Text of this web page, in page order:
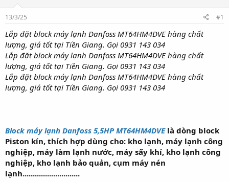
s
t
a
r
t
e
r
13/3/25 #1
Lắp đặt block máy lạnh Danfoss MT64HM4DVE hàng chất
lượng, giá tốt tại Tiền Giang. Gọi 0931 143 034
Lắp đặt block máy lạnh Danfoss MT64HM4DVE hàng chất
lượng, giá tốt tại Tiền Giang. Gọi 0931 143 034
Lắp đặt block máy lạnh Danfoss MT64HM4DVE hàng chất
lượng, giá tốt tại Tiền Giang. Gọi 0931 143 034
Block máy lạnh Danfoss 5,5HP MT64HM4DVElà dòng block
Piston kín, thích hợp dùng cho: kho lạnh, máy lạnh công
nghiệp, máy làm lạnh nước, máy sấy khí, kho lạnh công
nghiệp, kho lạnh bảo quản, cụm máy nén
lạnh............................